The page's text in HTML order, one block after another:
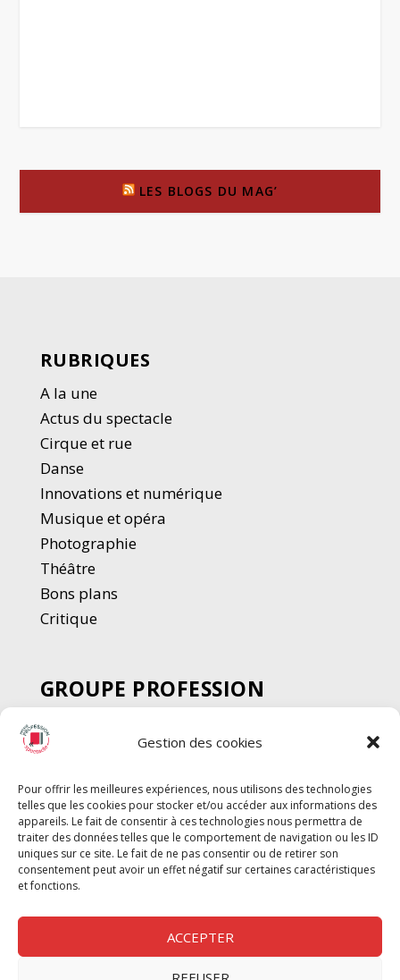
Gestion des cookies
Pour offrir les meilleures expériences, nous utilisons des technologies
telles que les cookies pour stocker et/ou accéder aux informations des
appareils. Le fait de consentir à ces technologies nous permettra de
traiter des données telles que le comportement de navigation ou les ID
uniques sur ce site. Le fait de ne pas consentir ou de retirer son
consentement peut avoir un effet négatif sur certaines caractéristiques
et fonctions.
ACCEPTER
LES BLOGS DU MAG’
RUBRIQUES
A la une
Actus du spectacle
Cirque et rue
Danse
Innovations et numérique
Musique et opéra
Photographie
Théâtre
Bons plans
Critique
GROUPE PROFESSION
SPECTACLE
Chèque Intermittents
Chèque Compta
Chèque Emploi Spectacle
G-Pods
Profession Audio-visuel